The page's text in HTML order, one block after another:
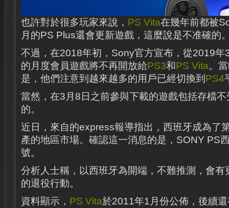
也許對於很多玩家來說， PS Vita在幾年前都被
月的PS Plus還會更新遊戲，這麼說是不准確的
不過，在2018年初，Sony官方宣布，從2019年
的月度會員遊戲將不再開放給PS3和PS Vita。
是，他們注意到越來越多的用戶已經切換到 PS4
當然，在3月8日之前參與下載的遊戲包括存檔
的。
近日，來自的express報導指出，西班牙成為了
產的地區市場。確認這一消息的是，SONY PS
號。
分析人士稱，以西班牙為開端，不難推測，會有
的退役行動。
資料顯示， PS Vita於2011年1月份公佈，後續